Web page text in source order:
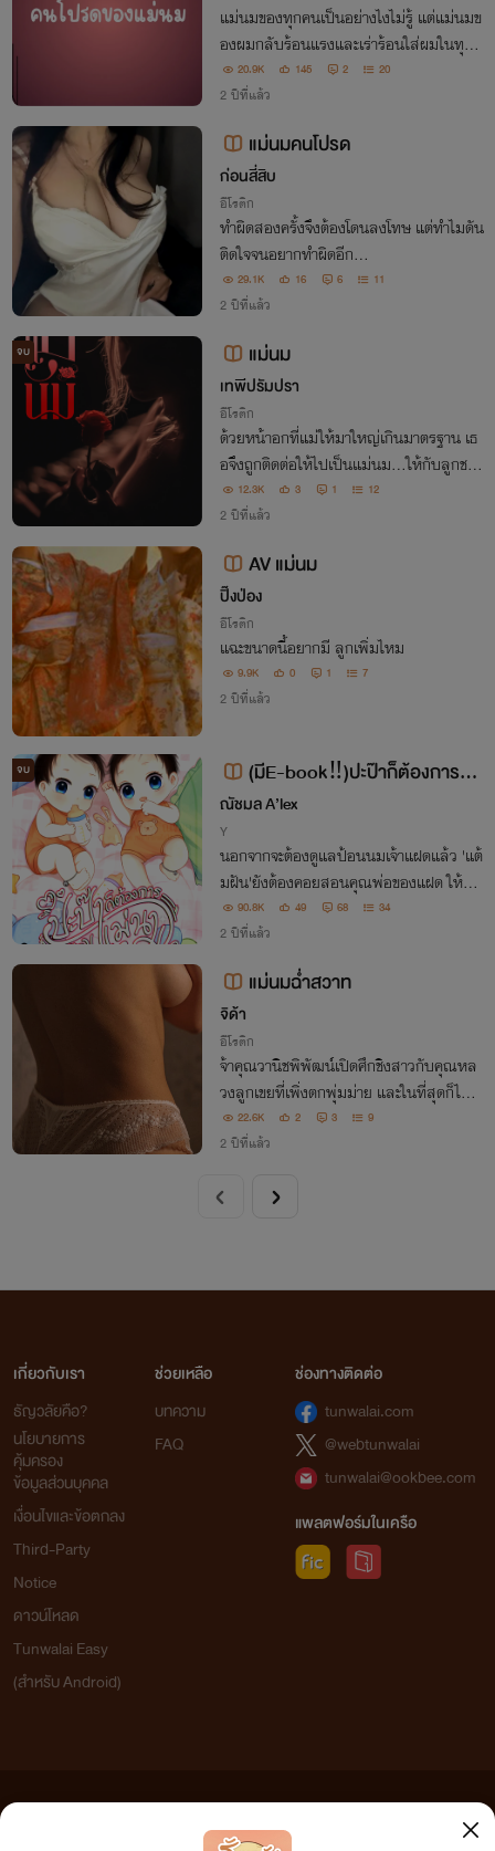
แม่นมของทุกคนเป็นอย่างไงไม่รู้ แต่แม่นมข
องผมกลับร้อนแรงและเร่าร้อนใส่ผมในทุกๆ
คืน (น้องพรูคะได้เวลากินนมก่อนนอนแล้วค่
ะ อ่าาาา) -(ดูดแรงแบบนี้มันจะขาดเอานะคะ
20.9K 145 2 20
2 ปีที่แล้ว
แม่นมคนโปรด
ก่อนสี่สิบ
อีโรติก
ทำผิดสองครั้งจึงต้องโดนลงโทษ แต่ทำไมดัน
ติดใจจนอยากทำผิดอีก...
29.1K 16 6 11
2 ปีที่แล้ว
จบ แม่นม
เทพีปรัมปรา
อีโรติก
ด้วยหน้าอกที่แม่ให้มาใหญ่เกินมาตรฐาน เธ
อจึงถูกติดต่อให้ไปเป็นแม่นม...ให้กับลูกชาย
บ้านหนึ่ง แต่ลูกชายบ้านนั้น อายุ 28 ปีแล้ว
นะ
12.3K 3 1 12
2 ปีที่แล้ว
AV แม่นม
ปิ๊งป่อง
อีโรติก
แฉะขนาดนี้อยากมี ลูกเพิ่มไหม
9.9K 0 1 7
2 ปีที่แล้ว
จบ
(มีE-book‼️)ปะป๊าก็ต้องการแม่
นมเหมือนกันนะ! #Omegaverse
ณัชมล A’lex
Y
นอกจากจะต้องดูแลป้อนนมเจ้าแฝดแล้ว 'แต้
มฝัน'ยังต้องคอยสอนคุณพ่อของแฝด ให้รู้จั
กความรักด้วย
90.8K 49 68 34
2 ปีที่แล้ว
แม่นมฉ่ำสวาท
จิด้า
อีโรติก
จ้าคุณวานิชพิพัฒน์เปิดศึกชิงสาวกับคุณหล
วงลูกเขยที่เพิ่งตกพุ่มม่าย และในที่สุดก็ได้ค
รอบครองแม่นมคนสวยของหลานตา จากนั้
นก็ฉ่ำสวาทกันไม่หยุด เพราะแม้ภายนอกนา
จัด!
22.6K 2 3 9
2 ปีที่แล้ว
เกี่ยวกับเรา
ธัญวลัยคือ?
นโยบายการ
คุ้มครอง
ข้อมูลส่วนบุคคล
เงื่อนไขและข้อตกลง
Third-Party
Notice
ดาวน์โหลด
Tunwalai Easy
(สำหรับ Android)
ช่วยเหลือ
บทความ
FAQ
ช่องทางติดต่อ
tunwalai.com
@webtunwalai
tunwalai@ookbee.com
แพลตฟอร์มในเครือ
เว็บไซต์แห่งนี้ไม่ได้เห็นด้วยและไม่ขอรับผิดชอบต่อข้อความใดๆ ทั้งสิ้น ดังนั้นผู้อ่านทุกท่านโปรดใช้